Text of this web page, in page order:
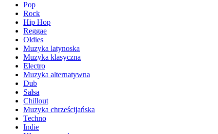
Pop
Rock
Hip Hop
Reggae
Oldies
Muzyka latynoska
Muzyka klasyczna
Electro
Muzyka alternatywna
Dub
Salsa
Chillout
Muzyka chrześcijańska
Techno
Indie